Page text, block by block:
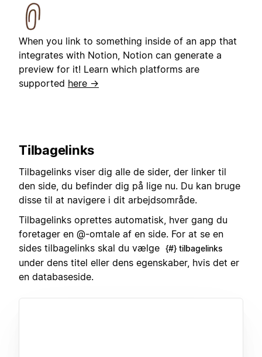
When you link to something inside of an app that
integrates with Notion, Notion can generate a
preview for it! Learn which platforms are
supported here →
Tilbagelinks
Tilbagelinks viser dig alle de sider, der linker til
den side, du befinder dig på lige nu. Du kan bruge
disse til at navigere i dit arbejdsområde.
Tilbagelinks oprettes automatisk, hver gang du
foretager en @-omtale af en side. For at se en
sides tilbagelinks skal du vælge {#} tilbagelinks
under dens titel eller dens egenskaber, hvis det er
en databaseside.